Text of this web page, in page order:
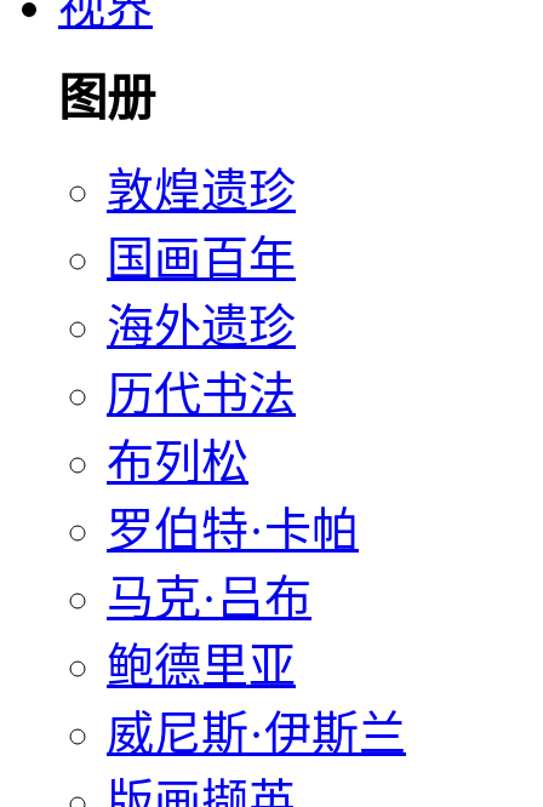
图册
敦煌遗珍
国画百年
海外遗珍
历代书法
布列松
罗伯特·卡帕
马克·吕布
鲍德里亚
威尼斯·伊斯兰